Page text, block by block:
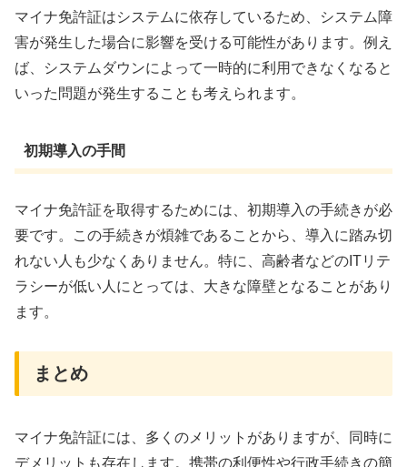
マイナ免許証はシステムに依存しているため、システム障
害が発生した場合に影響を受ける可能性があります。例え
ば、システムダウンによって一時的に利用できなくなると
いった問題が発生することも考えられます。
初期導入の手間
マイナ免許証を取得するためには、初期導入の手続きが必
要です。この手続きが煩雑であることから、導入に踏み切
れない人も少なくありません。特に、高齢者などのITリテ
ラシーが低い人にとっては、大きな障壁となることがあり
ます。
まとめ
マイナ免許証には、多くのメリットがありますが、同時に
デメリットも存在します。携帯の利便性や行政手続きの簡